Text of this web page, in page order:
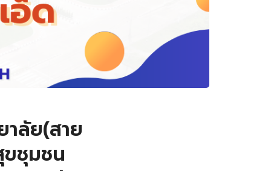
ลัย(สาย
ขชุมชน